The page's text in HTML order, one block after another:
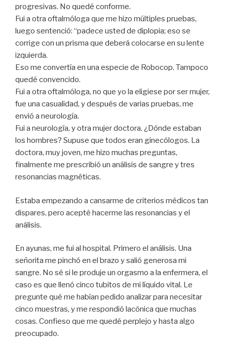
progresivas. No quedé conforme.
Fui a otra oftalmóloga que me hizo múltiples pruebas,
luego sentenció: “padece usted de diplopia; eso se
corrige con un prisma que deberá colocarse en su lente
izquierda.
Eso me convertía en una especie de Robocop. Tampoco
quedé convencido.
Fui a otra oftalmóloga, no que yo la eligiese por ser mujer,
fue una casualidad, y después de varias pruebas, me
envió a neurología.
Fui a neurología, y otra mujer doctora. ¿Dónde estaban
los hombres? Supuse que todos eran ginecólogos. La
doctora, muy joven, me hizo muchas preguntas,
finalmente me prescribió un análisis de sangre y tres
resonancias magnéticas.
Estaba empezando a cansarme de criterios médicos tan
dispares, pero acepté hacerme las resonancias y el
análisis.
En ayunas, me fui al hospital. Primero el análisis. Una
señorita me pinchó en el brazo y salió generosa mi
sangre. No sé si le produje un orgasmo a la enfermera, el
caso es que llenó cinco tubitos de mi líquido vital. Le
pregunte qué me habían pedido analizar para necesitar
cinco muestras, y me respondió lacónica que muchas
cosas. Confieso que me quedé perplejo y hasta algo
preocupado.